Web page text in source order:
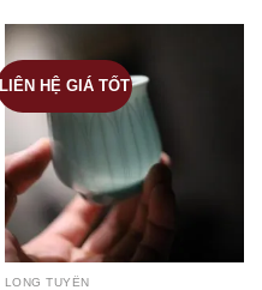
LIÊN HỆ GIÁ TỐT
LONG TUYỀN